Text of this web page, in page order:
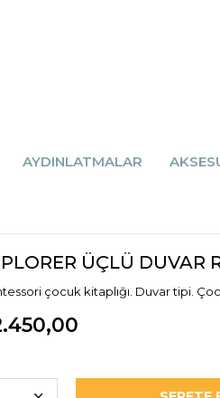
AYDINLATMALAR
ÜÇLÜ DUVAR
çocuk kitaplığı. Duvar tipi.